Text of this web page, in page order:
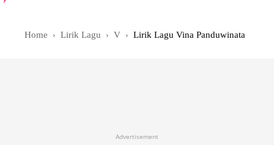
Home Lirik Lagu V Lirik Lagu Vina Panduwinata
Advertisement